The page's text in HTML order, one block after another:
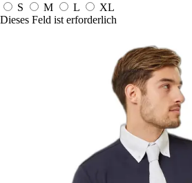
S
M L
XL
Dieses Feld ist erforderlich